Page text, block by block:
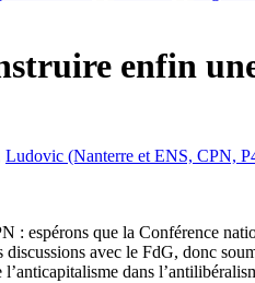
enfin
Ludovic (Nanterre et ENS, CPN,
: espérons que la Conférence
avec le FdG, donc
dans